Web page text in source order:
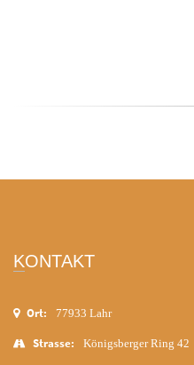
KONTAKT
Ort: 77933 Lahr
Strasse: Königsberger Ring 42